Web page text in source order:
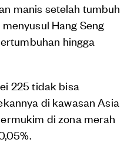
manis setelah tumbuh
Hang Seng
hingga
225 tidak bisa
di kawasan Asia
di zona merah